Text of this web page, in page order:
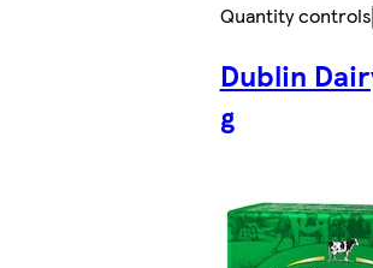
Quantity controls
Dublin
g